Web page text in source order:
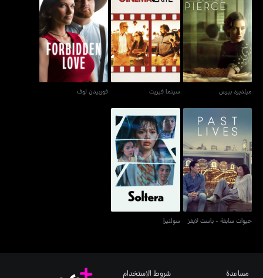
ميلديرد بيرس
ميلديرد بيرس
سينما فيريت
سينما فيريت
فوربيدن لوف
فوربيدن لوف
حيوات سابقة - باست لايفز
حيوات سابقة - باست لايفز
سولتيرا
سولتيرا
مساعدة
شروط الاستخدام